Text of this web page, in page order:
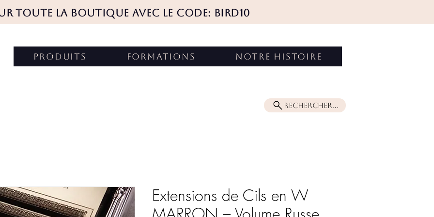
TOUTE LA BOUTIQUE AVEC LE CODE: BIRD10
produits FORMATIONS NOTRE HISTOIRE
Rechercher...
Extensions de Cils en W